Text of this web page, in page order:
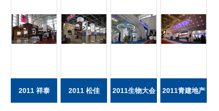
VIEW MORE
2011 祥泰
VIEW MORE
2011 松佳
VIEW MORE
2011生物大会
VIEW
2011青建地产